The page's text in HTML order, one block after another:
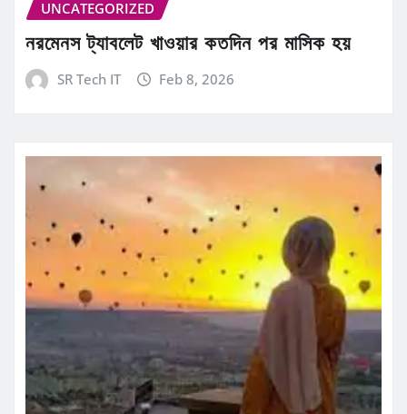
UNCATEGORIZED
নরমেনস ট্যাবলেট খাওয়ার কতদিন পর মাসিক হয়
SR Tech IT Feb 8, 2026